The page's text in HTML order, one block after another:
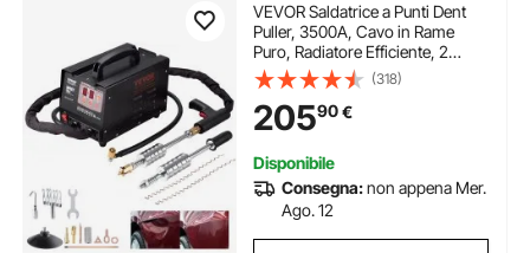
VEVOR Saldatrice a Punti Dent
Puller, 3500A, Cavo in Rame
Puro, Radiatore Efficiente, 2
Pistole per Saldatura, 7 Modalità
Disponibili, Saldatura a Induzione
Automatica, Aspirazione a Vuoto
180 kg
(318)
20590€
Disponibile
Consegna:non appena Mer.
Ago. 12